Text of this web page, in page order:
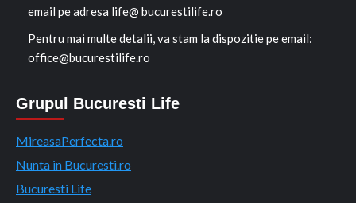
email pe adresa life@ bucurestilife.ro
Pentru mai multe detalii, va stam la dispozitie pe email:
office@bucurestilife.ro
Grupul Bucuresti Life
MireasaPerfecta.ro
Nunta in Bucuresti.ro
Bucuresti Life